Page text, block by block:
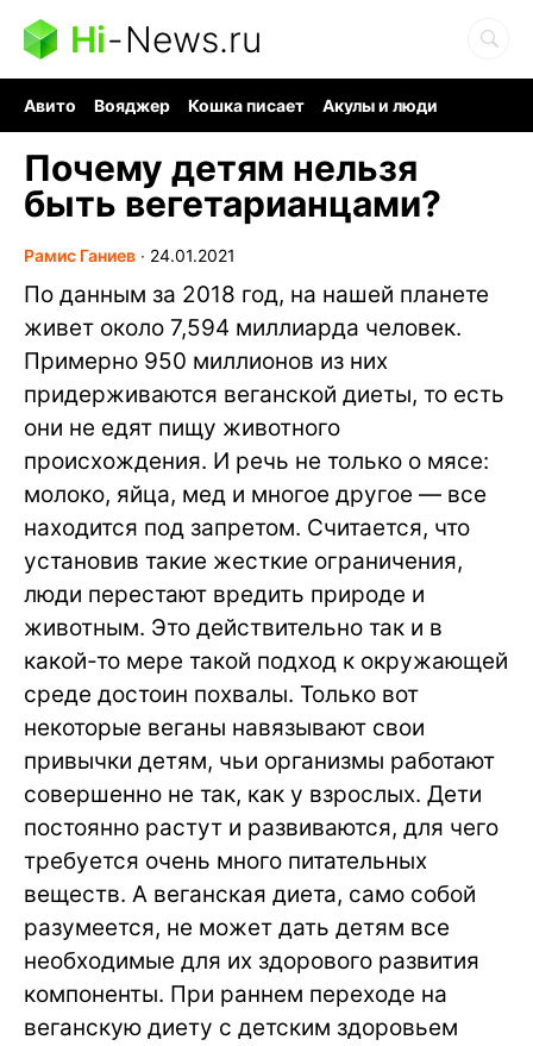
Hi-News.ru
Авито Вояджер Кошка писает
Акулы и люди
Почему детям нельзя
быть вегетарианцами?
Рамис Ганиев ∙ 24.01.2021
По данным за 2018 год, на нашей планете
живет около 7,594 миллиарда человек.
Примерно 950 миллионов из них
придерживаются веганской диеты, то есть
они не едят пищу животного
происхождения. И речь не только о мясе:
молоко, яйца, мед и многое другое — все
находится под запретом. Считается, что
установив такие жесткие ограничения,
люди перестают вредить природе и
животным. Это действительно так и в
какой-то мере такой подход к окружающей
среде достоин похвалы. Только вот
некоторые веганы навязывают свои
привычки детям, чьи организмы работают
совершенно не так, как у взрослых. Дети
постоянно растут и развиваются, для чего
требуется очень много питательных
веществ. А веганская диета, само собой
разумеется, не может дать детям все
необходимые для их здорового развития
компоненты. При раннем переходе на
веганскую диету с детским здоровьем